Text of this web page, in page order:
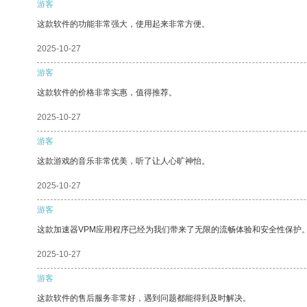
游客
这款软件的功能非常强大，使用起来非常方便。
2025-10-27
游客
这款软件的价格非常实惠，值得推荐。
2025-10-27
游客
这款游戏的音乐非常优美，听了让人心旷神怡。
2025-10-27
游客
这款加速器VPM应用程序已经为我们带来了无限的流畅体验和安全性保护
2025-10-27
游客
这款软件的售后服务非常好，遇到问题都能得到及时解决。